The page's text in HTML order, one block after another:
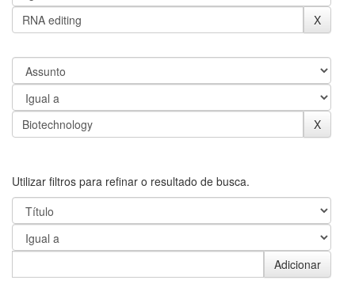
Utilizar filtros para refinar o resultado de busca.